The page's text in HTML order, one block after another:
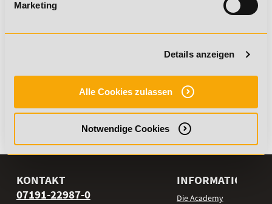
Marketing
Details anzeigen
Alle Cookies zulassen
Notwendige Cookies
Ernährung C-Lizenz
Quellenangaben (Stand: 05.2019)
Pressemitteilung der Technischen Universität München,
Else Kröner-Fresenius-Zentrum für Ernährungsmedizin,
Lehrstuhl für Molekulare Ernährungsmedizin 11/2018
20. Mai 2019
KONTAKT
07191-22987-0
INFORMATIONEN
Die Academy